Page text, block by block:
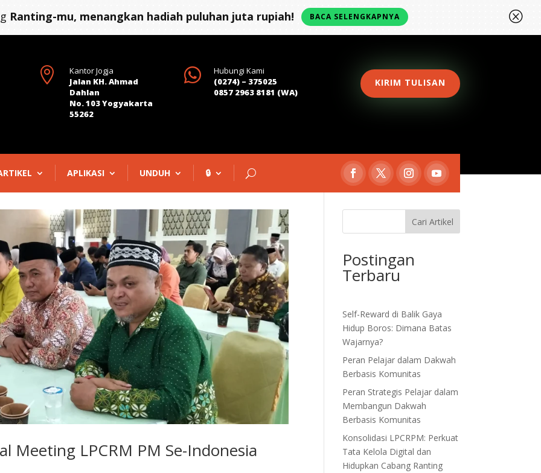
Ranting-mu, menangkan hadiah puluhan juta rupiah! BACA SELENGKAPNYA Q

Kantor Jogja
Jalan KH. Ahmad
Dahlan
No. 103 Yogyakarta
55262

Hubungi Kami
(0274) – 375025
0857 2963 8181 (WA)
KIRIM TULISAN
APLIKASI UNDUH 🔒
Meeting LPCRM PM Se-Indonesia
Cari Artikel
Postingan
Terbaru
Self-Reward di Balik Gaya
Hidup Boros: Dimana Batas
Wajarnya?
Peran Pelajar dalam Dakwah
Berbasis Komunitas
Peran Strategis Pelajar dalam
Membangun Dakwah
Berbasis Komunitas
Konsolidasi LPCRPM: Perkuat
Tata Kelola Digital dan
Hidupkan Cabang Ranting